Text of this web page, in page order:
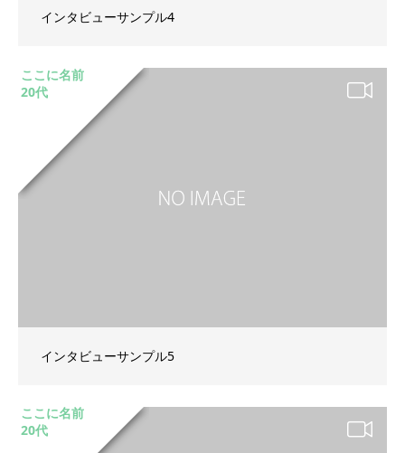
インタビューサンプル4
ここに名前
20代
インタビューサンプル5
ここに名前
20代